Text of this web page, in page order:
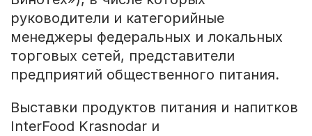
руководители и категорийные
менеджеры федеральных и локальных
торговых сетей, представители
предприятий общественного питания.
Выставки продуктов питания и напитков
InterFood Krasnodar и